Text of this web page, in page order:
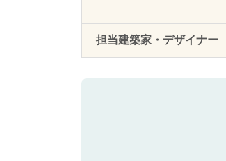
担当建築家・デザイナー